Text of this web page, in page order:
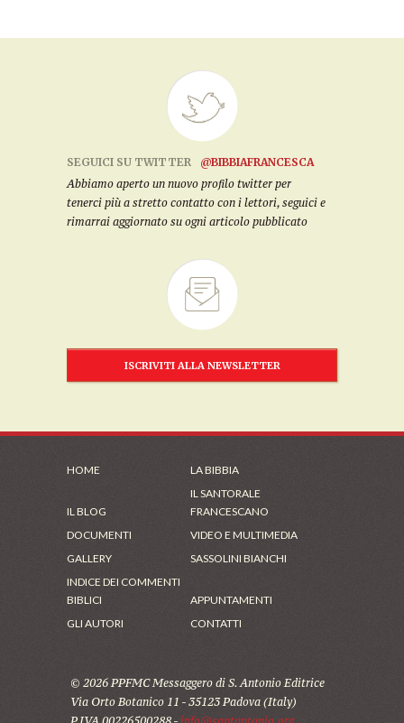
SEGUICI SU TWITTER
@BIBBIAFRANCESCA
Abbiamo aperto un nuovo profilo twitter per
tenerci più a stretto contatto con i lettori, seguici e
rimarrai aggiornato su ogni articolo pubblicato
ISCRIVITI ALLA NEWSLETTER
HOME LA BIBBIA
IL BLOG
IL SANTORALE
FRANCESCANO
DOCUMENTI
VIDEO E MULTIMEDIA
GALLERY
SASSOLINI BIANCHI
INDICE DEI COMMENTI
BIBLICI
APPUNTAMENTI
GLI AUTORI
CONTATTI
© 2026 PPFMC Messaggero di S. Antonio Editrice
Via Orto Botanico 11 - 35123 Padova (Italy)